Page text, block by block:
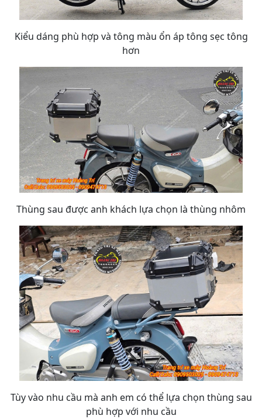
Kiểu dáng phù hợp và tông màu ổn áp tông sẹc tông
hơn
Thùng sau được anh khách lựa chọn là thùng nhôm
Tùy vào nhu cầu mà anh em có thể lựa chọn thùng sau
phù hợp với nhu cầu